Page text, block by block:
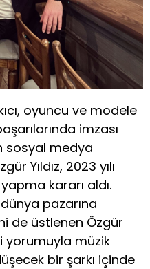
oyuncu ve modele
imzası
sosyal medya
Yıldız, 2023 yılı
kararı aldı.
pazarına
de üstlenen Özgür
yorumuyla müzik
bir şarkı içinde